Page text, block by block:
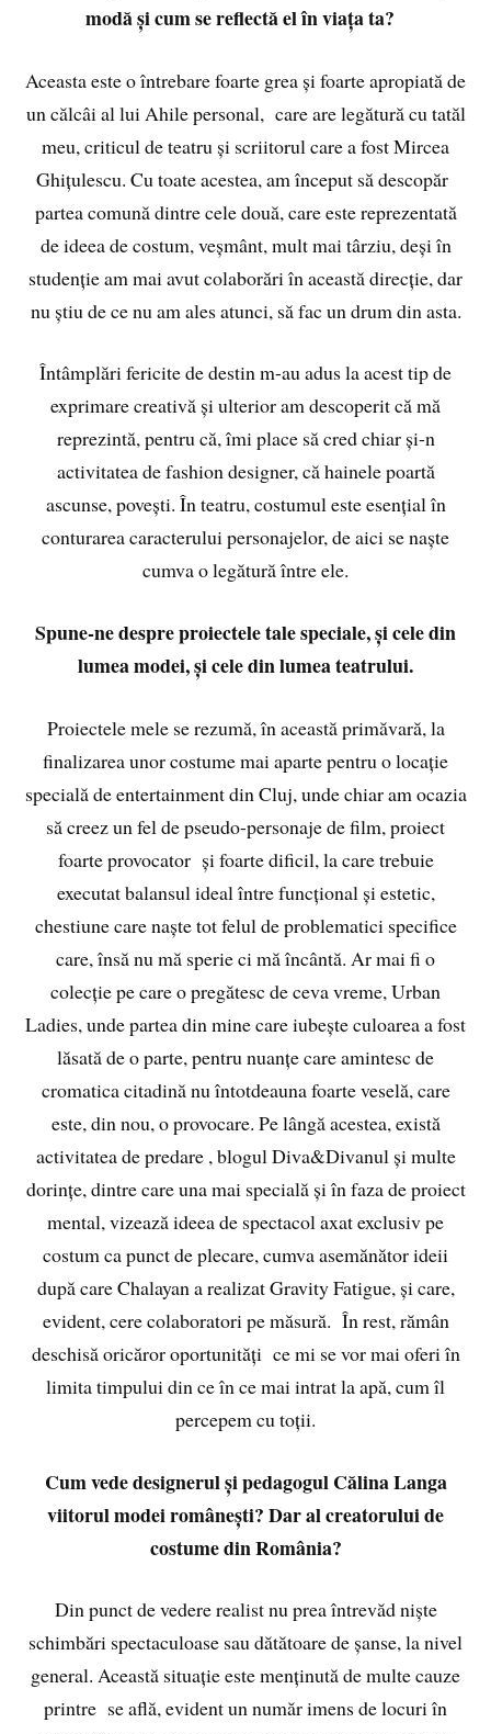
modă și cum se reflectă el în viața ta?
Aceasta este o întrebare foarte grea și foarte apropiată de
un călcâi al lui Ahile personal, care are legătură cu tatăl
meu, criticul de teatru și scriitorul care a fost Mircea
Ghițulescu. Cu toate acestea, am început să descopăr
partea comună dintre cele două, care este reprezentată
de ideea de costum, veșmânt, mult mai târziu, deși în
studenție am mai avut colaborări în această direcție, dar
nu știu de ce nu am ales atunci, să fac un drum din asta.
Întâmplări fericite de destin m-au adus la acest tip de
exprimare creativă și ulterior am descoperit că mă
reprezintă, pentru că, îmi place să cred chiar și-n
activitatea de fashion designer, că hainele poartă
ascunse, povești. În teatru, costumul este esențial în
conturarea caracterului personajelor, de aici se naște
cumva o legătură între ele.
Spune-ne despre proiectele tale speciale, și cele din
lumea modei, și cele din lumea teatrului.
Proiectele mele se rezumă, în această primăvară, la
finalizarea unor costume mai aparte pentru o locație
specială de entertainment din Cluj, unde chiar am ocazia
să creez un fel de pseudo-personaje de film, proiect
foarte provocator și foarte dificil, la care trebuie
executat balansul ideal între funcțional și estetic,
chestiune care naște tot felul de problematici specifice
care, însă nu mă sperie ci mă încântă. Ar mai fi o
colecție pe care o pregătesc de ceva vreme, Urban
Ladies, unde partea din mine care iubește culoarea a fost
lăsată de o parte, pentru nuanțe care amintesc de
cromatica citadină nu întotdeauna foarte veselă, care
este, din nou, o provocare. Pe lângă acestea, există
activitatea de predare , blogul Diva&Divanul și multe
dorințe, dintre care una mai specială și în faza de proiect
mental, vizează ideea de spectacol axat exclusiv pe
costum ca punct de plecare, cumva asemănător ideii
după care Chalayan a realizat Gravity Fatigue, și care,
evident, cere colaboratori pe măsură. În rest, rămân
deschisă oricăror oportunități ce mi se vor mai oferi în
limita timpului din ce în ce mai intrat la apă, cum îl
percepem cu toții.
Cum vede designerul și pedagogul Călina Langa
viitorul modei românești? Dar al creatorului de
costume din România?
Din punct de vedere realist nu prea întrevăd niște
schimbări spectaculoase sau dătătoare de șanse, la nivel
general. Această situație este menținută de multe cauze
printre se află, evident un număr imens de locuri în